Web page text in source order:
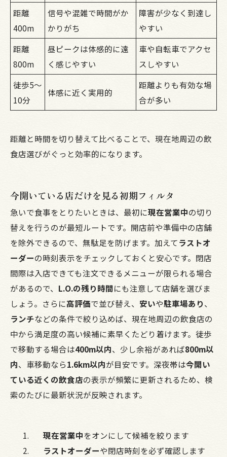
距離
400m
信号や混雑で時間がか
かりがち
障害が少なく到達し
やすい
距離
800m
昼ピークは体感的に遠
く感じやすい
車や自転車でアクセ
スしやすい
徒歩5〜
10分
体感に近く実用的
距離よりも有効な場
合が多い
距離と時間を切り替えて比べることで、現在地周辺の飲
食店選びがぐっと効率的になります。
今開いている店だけを見る初期フィルタ
急いで食事をとりたいときは、最初に現在営業中の切り
替えを行うのが最短ルートです。開店前や準備中の店舗
を除外できるので、無駄足を防げます。加えてラストオ
ーダーの時刻表示をチェックしておくと安心です。閉店
間際は入店できても注文できるメニューが限られる場合
があるので、 L.O.の残り時間にも注意して店舗を選びま
しょう。さらに高評価で並び替え、 安いや駐車場あり、
ランチなどの条件で絞り込めば、現在地周辺の飲食店の
中から満足度の高い候補に素早くたどり着けます。徒歩
で移動する場合は400m以内、少し余裕があれば800m以
内、車移動なら1.6km以内が目安です。深夜帯は今開い
ている近くの飲食店の表示が頻繁に更新されるため、検
索のたびに最新状況が反映されます。
現在営業中をオンにして候補を絞ります
ラストオーダーや閉店時刻を必ず確認します